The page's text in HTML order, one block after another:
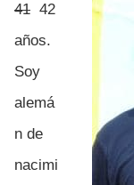
41 42
años.
Soy
alemá
n de
nacimi